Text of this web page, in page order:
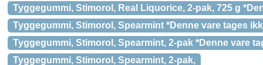
Tyggegummi, Stimorol, Real Liquorice, 2-pak, 725 g
Tyggegummi, Stimorol, Spearmint *Denne vare tages
Tyggegummi, Stimorol, Spearmint, 2-pak *Denne vare
Tyggegummi, Stimorol, Spearmint, 2-pak,